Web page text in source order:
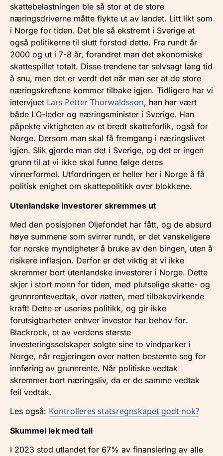
skattebelastningen ble så stor at de store
næringsdriverne måtte flykte ut av landet. Litt likt som
i Norge for tiden. Det ble så ekstremt i Sverige at
også politikerne til slutt forstod dette. Fra rundt år
2000 og ut i 7-8 år, forandret man det økonomiske
skattespillet totalt. Disse trendene tar selvsagt lang tid
å snu, men det er verdt det når man ser at de store
næringskreftene kommer tilbake igjen. Tidligere har vi
intervjuet Lars Petter Thorwaldsson, han har vært
både LO-leder og næringsminister i Sverige. Han
påpekte viktigheten av et bredt skatteforlik, også for
Norge. Dersom man skal få fremgang i næringslivet
igjen. Slik gjorde man det i Sverige, og det er ingen
grunn til at vi ikke skal funne følge deres
vinnerformel. Utfordringen er heller her i Norge å få
politisk enighet om skattepolitikk over blokkene.
Utenlandske investorer skremmes ut
Med den posisjonen Oljefondet har fått, og de absurd
høye summene som svirrer rundt, er det vanskeligere
for norske myndigheter å bruke av den bingen, uten å
risikere inflasjon. Derfor er det viktig at vi ikke
skremmer bort utenlandske investorer i Norge. Dette
skjer i stort monn for tiden, med plutselige skatte- og
grunnrentevedtak, over natten, med tilbakevirkende
kraft! Dette er useriøs politikk, og gir ikke
forutsigbarheten enhver investor har behov for.
Blackrock, et av verdens største
investeringsselskaper solgte sine to vindparker i
Norge, når regjeringen over natten bestemte seg for
innføring av grunnrente. Når politiske vedtak
skremmer bort næringsliv, da er de samme vedtak
feil vedtak.
Les også: Kontrolleres statsregnskapet godt nok?
Skummel lek med tall
I 2023 stod utlandet for 67% av finansiering av alle